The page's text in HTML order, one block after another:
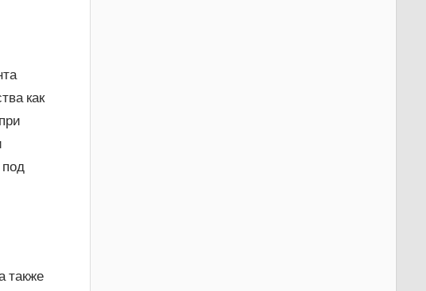
как
также